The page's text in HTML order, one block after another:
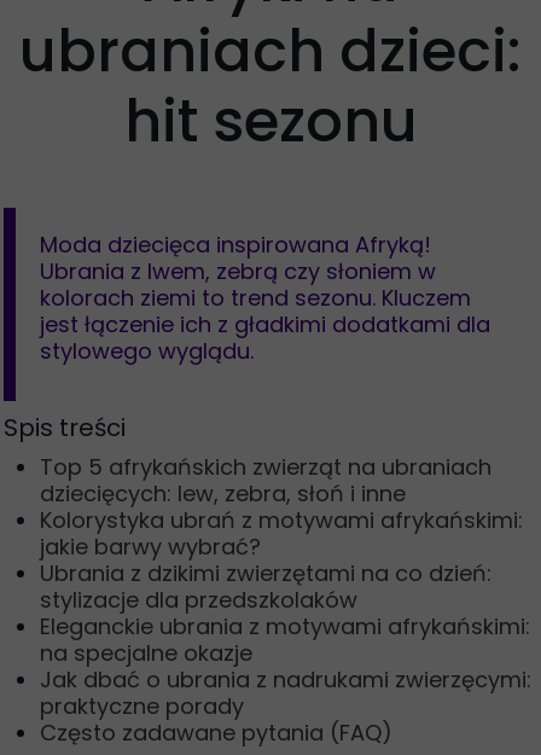
ubraniach dzieci:
hit sezonu
Moda dziecięca inspirowana Afryką!
Ubrania z lwem, zebrą czy słoniem w
kolorach ziemi to trend sezonu. Kluczem
jest łączenie ich z gładkimi dodatkami dla
stylowego wyglądu.
Spis treści
Top 5 afrykańskich zwierząt na ubraniach
dziecięcych: lew, zebra, słoń i inne
Kolorystyka ubrań z motywami afrykańskimi:
jakie barwy wybrać?
Ubrania z dzikimi zwierzętami na co dzień:
stylizacje dla przedszkolaków
Eleganckie ubrania z motywami afrykańskimi:
na specjalne okazje
Jak dbać o ubrania z nadrukami zwierzęcymi:
praktyczne porady
Często zadawane pytania (FAQ)